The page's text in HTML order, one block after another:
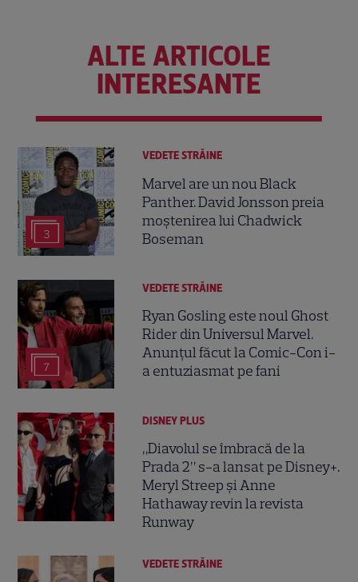
ALTE ARTICOLE
INTERESANTE
3
VEDETE STRĂINE
Marvel are un nou Black
Panther. David Jonsson preia
moștenirea lui Chadwick
Boseman
7
VEDETE STRĂINE
Ryan Gosling este noul Ghost
Rider din Universul Marvel.
Anunțul făcut la Comic-Con i-
a entuziasmat pe fani
DISNEY PLUS
„Diavolul se îmbracă de la
Prada 2” s-a lansat pe Disney+.
Meryl Streep și Anne
Hathaway revin la revista
Runway
VEDETE STRĂINE